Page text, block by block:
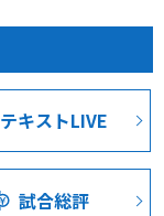
を倒すことは上
堅さを維持しつ
ムの大声援を背
愛媛の守備をこ
に勢いを加速さ
ランニングとい
くれたと思いま
り相手が疲弊し
危険なところを
ないかと思いま
テキストLIVE
試合総評